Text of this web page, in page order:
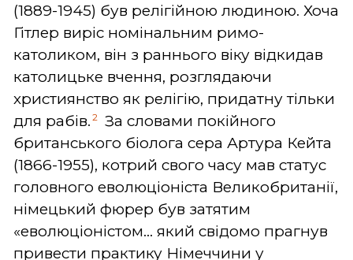
(1889-1945) був релігійною людиною. Хоча
Гітлер виріс номінальним римо-
католиком, він з раннього віку відкидав
католицьке вчення, розглядаючи
християнство як релігію, придатну тільки
для рабів. 2
За словами покійного
британського біолога сера Артура Кейта
(1866-1955), котрий свого часу мав статус
головного еволюціоніста Великобританії,
німецький фюрер був затятим
«еволюціоністом... який свідомо прагнув
привести практику Німеччини у